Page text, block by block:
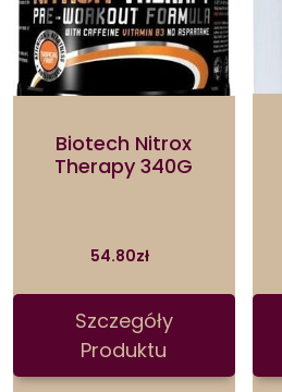
Biotech Nitrox
Therapy 340G
54.80zł
Szczegóły
Produktu